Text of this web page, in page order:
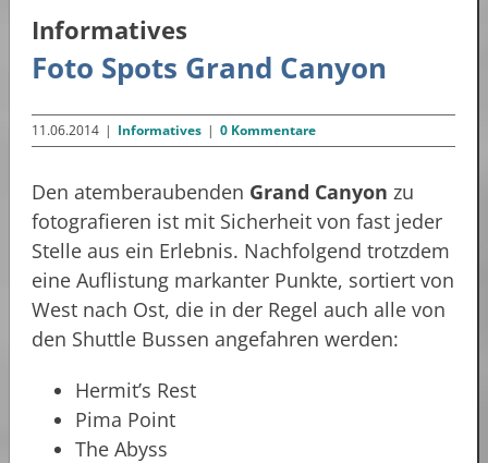
Informatives
Foto Spots Grand Canyon
11.06.2014 | Informatives | 0 Kommentare
Den atemberaubenden Grand Canyon zu
fotografieren ist mit Sicherheit von fast jeder
Stelle aus ein Erlebnis. Nachfolgend trotzdem
eine Auflistung markanter Punkte, sortiert von
West nach Ost, die in der Regel auch alle von
den Shuttle Bussen angefahren werden:
Hermit’s Rest
Pima Point
The Abyss